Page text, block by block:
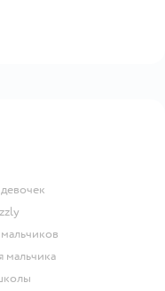
мальчика